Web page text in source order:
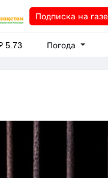
Подписка на
5.73 Погода